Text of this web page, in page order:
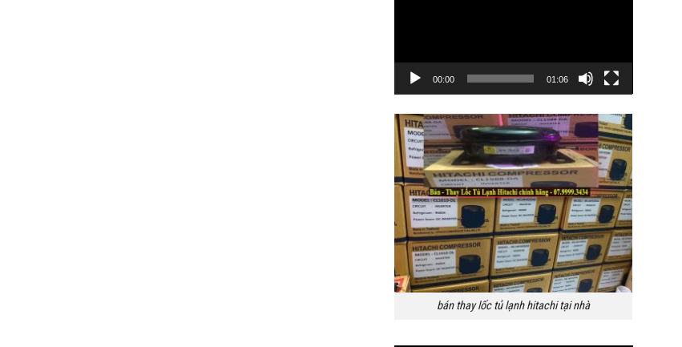
00:00 01:06
bán thay lốc tủ lạnh hitachi tại nhà